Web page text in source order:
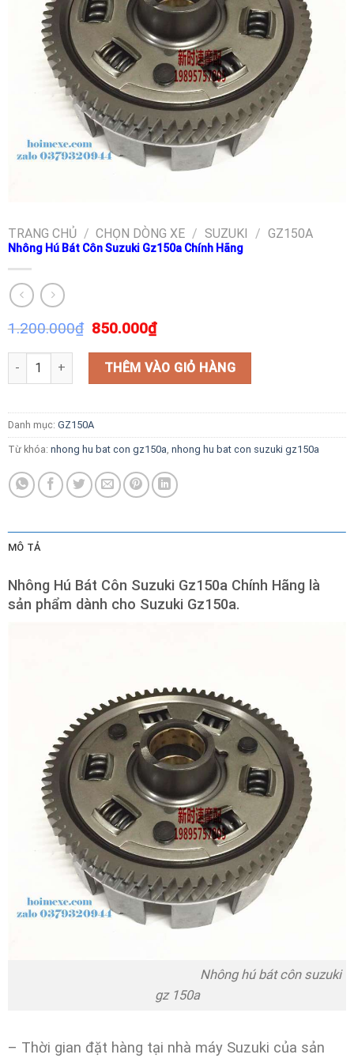
TRANG CHỦ / CHỌN DÒNG XE / SUZUKI / GZ150A
Nhông Hú Bát Côn Suzuki Gz150a Chính Hãng
1.200.000₫ 850.000₫
Nhông Hú Bát Côn Suzuki Gz150a Chính Hãng số lượng
THÊM VÀO GIỎ HÀNG
Danh mục: GZ150A
Từ khóa: nhong hu bat con gz150a, nhong hu bat con suzuki gz150a
MÔ TẢ
Nhông Hú Bát Côn Suzuki Gz150a Chính Hãng là
sản phẩm dành cho Suzuki Gz150a.
Nhông hú bát côn suzuki
gz 150a
– Thời gian đặt hàng tại nhà máy Suzuki của sản